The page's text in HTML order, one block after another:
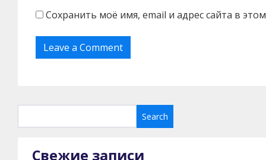
Сохранить моё имя, email и адрес сайта в
Свежие записи